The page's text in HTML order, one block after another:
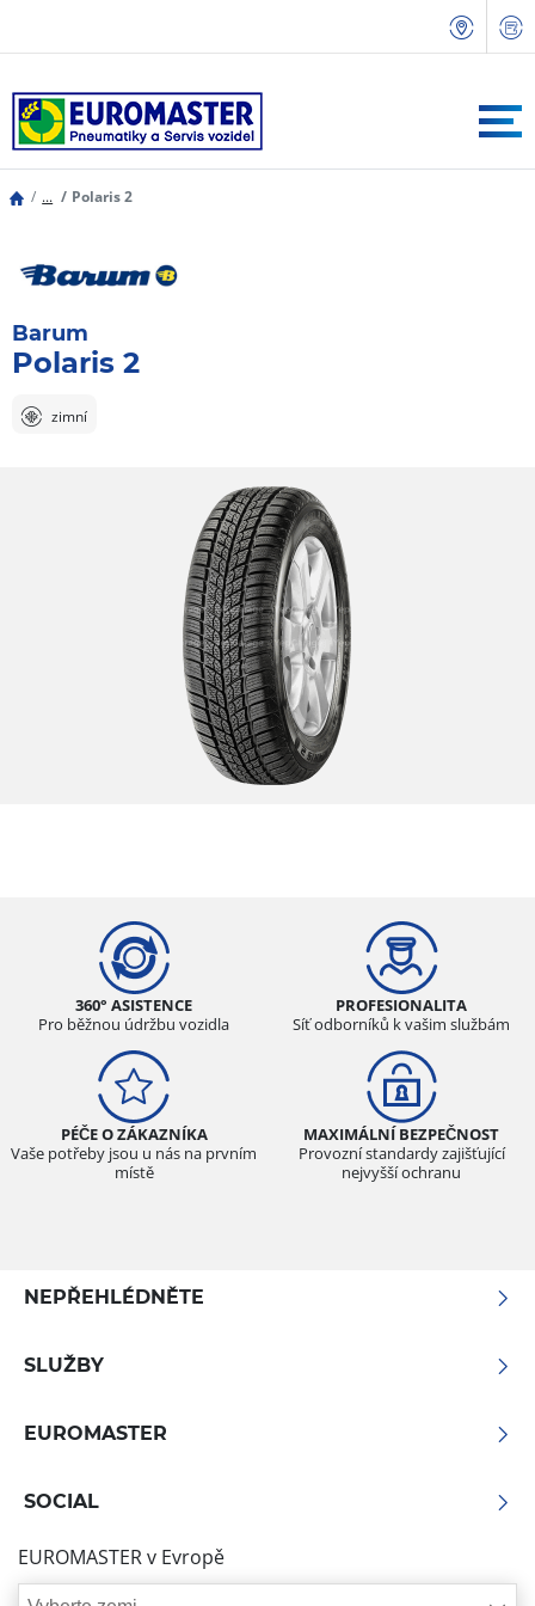
... Polaris 2
Barum
Polaris 2
zimní
360° ASISTENCE
Pro běžnou údržbu vozidla
PROFESIONALITA
Síť odborníků k vašim službám
PÉČE O ZÁKAZNÍKA
Vaše potřeby jsou u nás na prvním
místě
MAXIMÁLNÍ BEZPEČNOST
Provozní standardy zajišťující
nejvyšší ochranu
NEPŘEHLÉDNĚTE
SLUŽBY
EUROMASTER
SOCIAL
EUROMASTER v Evropě